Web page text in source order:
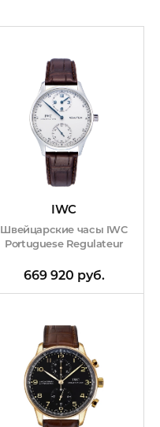
IWC
Швейцарские часы IWC
Portuguese Regulateur
669 920 руб.